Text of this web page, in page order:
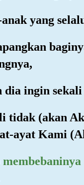
yang
dia ingin
tidak (akan
ayat Kami